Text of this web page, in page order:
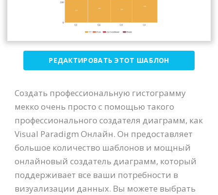
РЕДАКТИРОВАТЬ ЭТОТ ШАБЛОН
Создать профессиональную гистограмму
мекко очень просто с помощью такого
профессионального создателя диаграмм, как
Visual Paradigm Онлайн. Он предоставляет
большое количество шаблонов и мощный
онлайновый создатель диаграмм, который
поддерживает все ваши потребности в
визуализации данных. Вы можете выбрать